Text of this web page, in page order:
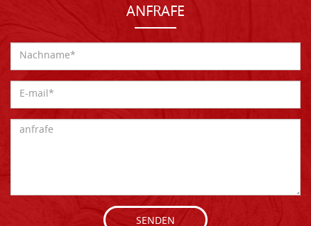
ANFRAFE
SENDEN